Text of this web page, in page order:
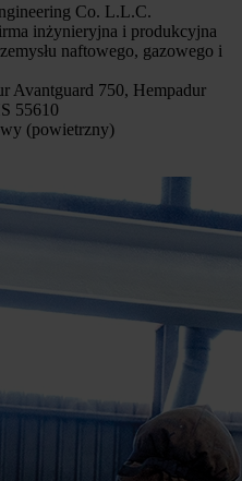
Co. L.L.C.
inżynieryjna i produkcyjna
naftowego, gazowego i
Avantguard 750, Hempadur
55610
(powietrzny)